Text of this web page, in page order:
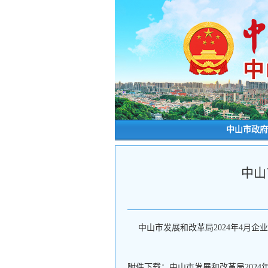
中山市政
中
中山市发展和改革局2024年4月企